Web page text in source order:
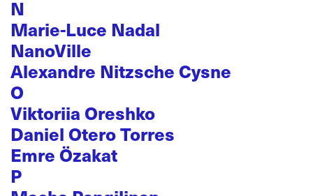
N
Marie-Luce Nadal
NanoVille
Alexandre Nitzsche Cysne
O
Viktoriia Oreshko
Daniel Otero Torres
Emre Özakat
P